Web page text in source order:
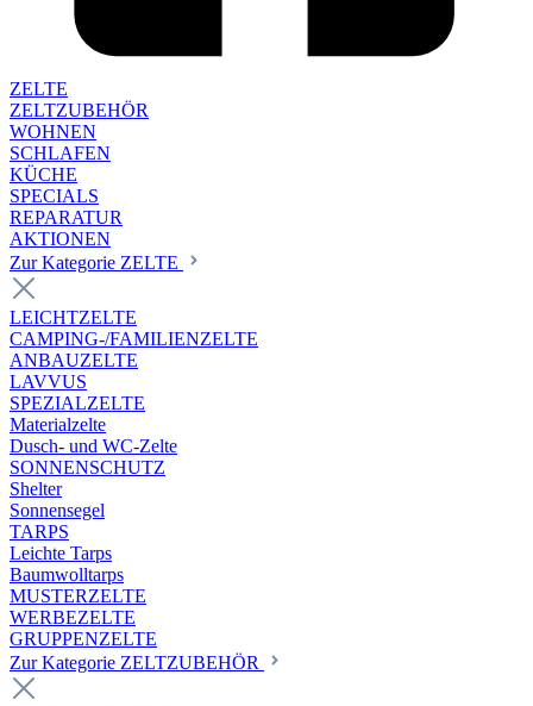
ZELTE
ZELTZUBEHÖR
WOHNEN
SCHLAFEN
KÜCHE
SPECIALS
REPARATUR
AKTIONEN
Zur Kategorie ZELTE
LEICHTZELTE
CAMPING-/FAMILIENZELTE
ANBAUZELTE
LAVVUS
SPEZIALZELTE
Materialzelte
Dusch- und WC-Zelte
SONNENSCHUTZ
Shelter
Sonnensegel
TARPS
Leichte Tarps
Baumwolltarps
MUSTERZELTE
WERBEZELTE
GRUPPENZELTE
Zur Kategorie ZELTZUBEHÖR